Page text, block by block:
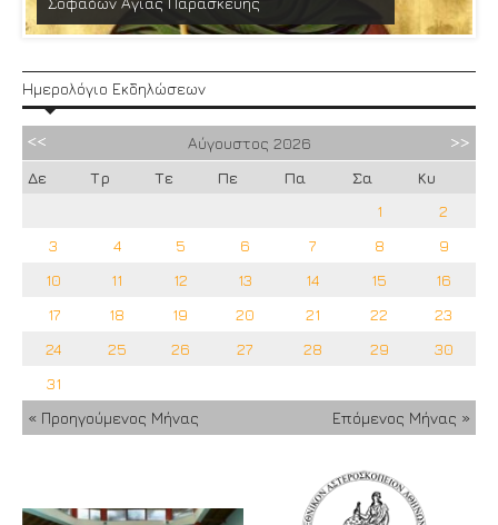
Ημερολόγιο Εκδηλώσεων
Αύγουστος 2026
Δε
Τρ Τε Πε Πα Σα
Κυ
1
2
3
4 5 6 7 8
9
10
11 12 13 14 15
16
17
18 19 20 21 22
23
24
25 26 27 28 29
30
31
« Προηγούμενος Μήνας
Επόμενος Μήνας »